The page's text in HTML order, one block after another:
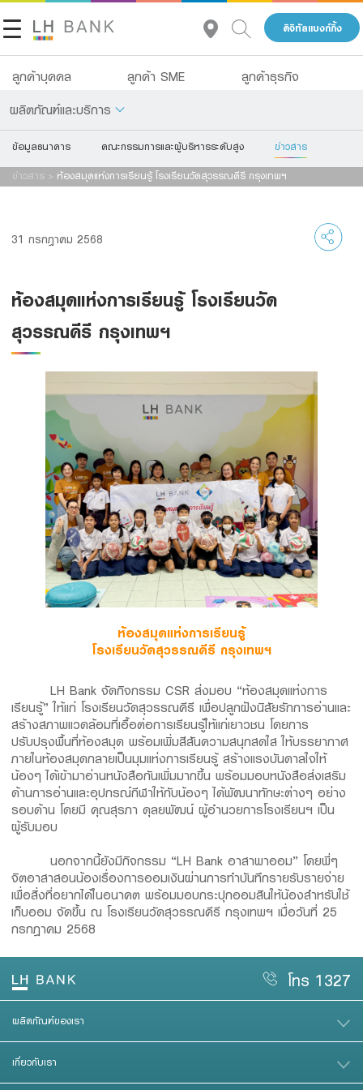
ดิจิทัลแบงก์กิ้ง
ลูกค้าบุคคล ลูกค้า SME ลูกค้าธุรกิจ
ผลิตภัณฑ์และบริการ
เกี่ยวกับเรา
ติดต่อเรา
โทร 1327
เงินฝาก
บริการ
ดิจิทัลแบงก์กิ้ง
Family Banking
Foreigners
ข้อมูลธนาคาร คณะกรรมการและผู้บริหารระดับสูง ข่าวสาร
ข่าวสาร > ห้องสมุดแห่งการเรียนรู้ โรงเรียนวัดสุวรรณคีรี กรุงเทพฯ
31 กรกฎาคม 2568
ห้องสมุดแห่งการเรียนรู้ โรงเรียนวัด
สุวรรณคีรี กรุงเทพฯ
ห้องสมุดแห่งการเรียนรู้
โรงเรียนวัดสุวรรณคีรี กรุงเทพฯ
LH Bank จัดกิจกรรม CSR ส่งมอบ “ห้องสมุดแห่งการ
เรียนรู้” ให้แก่ โรงเรียนวัดสุวรรณคีรี เพื่อปลูกฝังนิสัยรักการอ่านและ
สร้างสภาพแวดล้อมที่เอื้อต่อการเรียนรู้ให้แก่เยาวชน โดยการ
ปรับปรุงพื้นที่ห้องสมุด พร้อมเพิ่มสีสันความสนุกสดใส ให้บรรยากาศ
ภายในห้องสมุดกลายเป็นมุมแห่งการเรียนรู้ สร้างแรงบันดาลใจให้
น้องๆ ได้เข้ามาอ่านหนังสือกันเพิ่มมากขึ้น พร้อมมอบหนังสือส่งเสริม
ด้านการอ่านและอุปกรณ์กีฬาให้กับน้องๆ ได้พัฒนาทักษะต่างๆ อย่าง
รอบด้าน โดยมี คุณสุรภา ดุลยพัฒน์ ผู้อำนวยการโรงเรียนฯ เป็น
ผู้รับมอบ
นอกจากนี้ยังมีกิจกรรม “LH Bank อาสาพาออม” โดยพี่ๆ
จิตอาสาสอนน้องเรื่องการออมเงินผ่านการทำบันทึกรายรับรายจ่าย
เพื่อสิ่งที่อยากได้ในอนาคต พร้อมมอบกระปุกออมสินให้น้องสำหรับใช้
เก็บออม จัดขึ้น ณ โรงเรียนวัดสุวรรณคีรี กรุงเทพฯ เมื่อวันที่ 25
กรกฎาคม 2568
โทร 1327
ผลิตภัณฑ์ของเรา
เกี่ยวกับเรา